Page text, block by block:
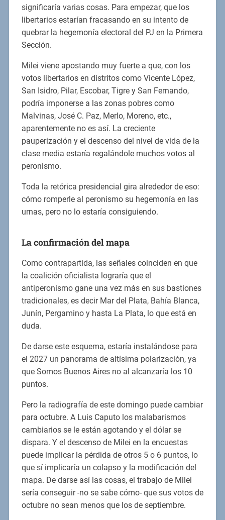
significaría varias cosas. Para empezar, que los
libertarios estarían fracasando en su intento de
quebrar la hegemonía electoral del PJ en la Primera
Sección.
Milei viene apostando muy fuerte a que, con los
votos libertarios en distritos como Vicente López,
San Isidro, Pilar, Escobar, Tigre y San Fernando,
podría imponerse a las zonas pobres como
Malvinas, José C. Paz, Merlo, Moreno, etc.,
aparentemente no es así. La creciente
pauperización y el descenso del nivel de vida de la
clase media estaría regalándole muchos votos al
peronismo.
Toda la retórica presidencial gira alrededor de eso:
cómo romperle al peronismo su hegemonía en las
urnas, pero no lo estaría consiguiendo.
La confirmación del mapa
Como contrapartida, las señales coinciden en que
la coalición oficialista lograría que el
antiperonismo gane una vez más en sus bastiones
tradicionales, es decir Mar del Plata, Bahía Blanca,
Junín, Pergamino y hasta La Plata, lo que está en
duda.
De darse este esquema, estaría instalándose para
el 2027 un panorama de altísima polarización, ya
que Somos Buenos Aires no al alcanzaría los 10
puntos.
Pero la radiografía de este domingo puede cambiar
para octubre. A Luis Caputo los malabarismos
cambiarios se le están agotando y el dólar se
dispara. Y el descenso de Milei en la encuestas
puede implicar la pérdida de otros 5 o 6 puntos, lo
que sí implicaría un colapso y la modificación del
mapa. De darse así las cosas, el trabajo de Milei
sería conseguir -no se sabe cómo- que sus votos de
octubre no sean menos que los de septiembre.